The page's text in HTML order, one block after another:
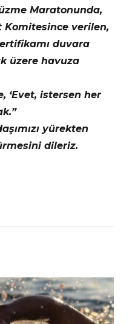
Maratonunda,
verilen,
duvara
üzere havuza
‘Evet, istersen her
yürekten
dileriz.